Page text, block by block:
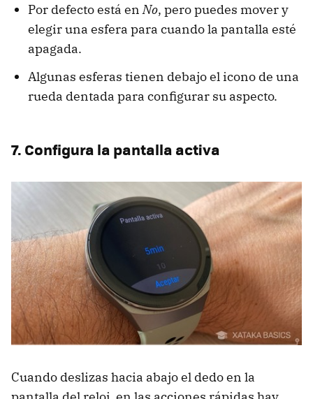
Por defecto está enNo, pero puedes mover y
elegir una esfera para cuando la pantalla esté
apagada.
Algunas esferas tienen debajo el icono de una
rueda dentada para configurar su aspecto.
7. Configura la pantalla activa
Cuando deslizas hacia abajo el dedo en la